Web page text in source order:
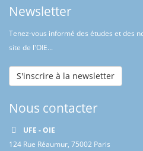
Newsletter
Tenez-vous informé des études et des
site de l'OIE...
S'inscrire à la newsletter
Nous contacter
UFE - OIE
124 Rue Réaumur, 75002 Paris